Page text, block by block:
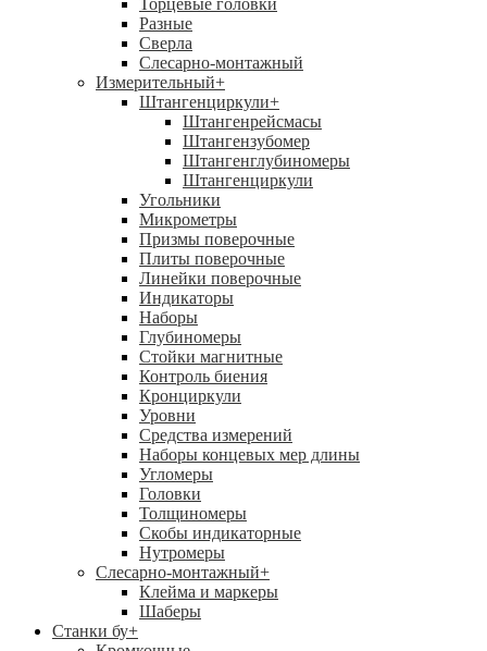
Торцевые головки
Разные
Сверла
Слесарно-монтажный
Измерительный+
Штангенциркули+
Штангенрейсмасы
Штангензубомер
Штангенглубиномеры
Штангенциркули
Угольники
Микрометры
Призмы поверочные
Плиты поверочные
Линейки поверочные
Индикаторы
Наборы
Глубиномеры
Стойки магнитные
Контроль биения
Кронциркули
Уровни
Средства измерений
Наборы концевых мер длины
Угломеры
Головки
Толщиномеры
Скобы индикаторные
Нутромеры
Слесарно-монтажный+
Клейма и маркеры
Шаберы
Станки бу+